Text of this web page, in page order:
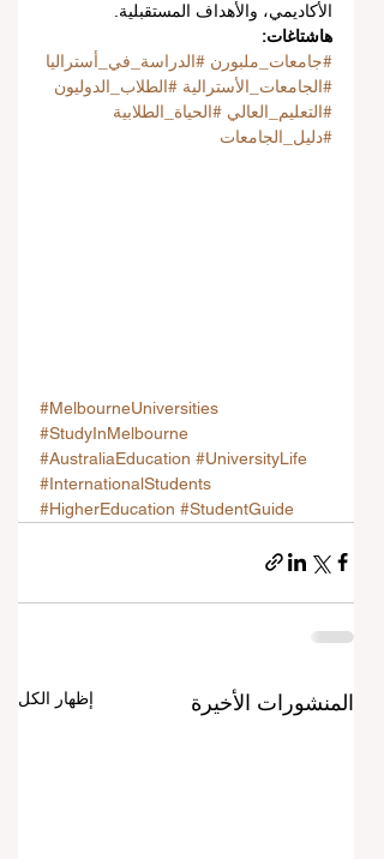
الأكاديمي، والأهداف المستقبلية.
هاشتاغات:
#جامعات_ملبورن #الدراسة_في_أستراليا
#الجامعات_الأسترالية #الطلاب_الدوليون
#التعليم_العالي #الحياة_الطلابية
#دليل_الجامعات
#MelbourneUniversities
#StudyInMelbourne
#AustraliaEducation #UniversityLife
#InternationalStudents
#HigherEducation #StudentGuide
المنشورات الأخيرة إظهار الكل